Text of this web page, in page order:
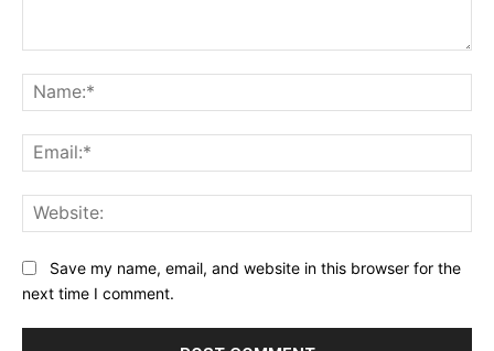
Save my name, email, and website in this browser for the
next time I comment.